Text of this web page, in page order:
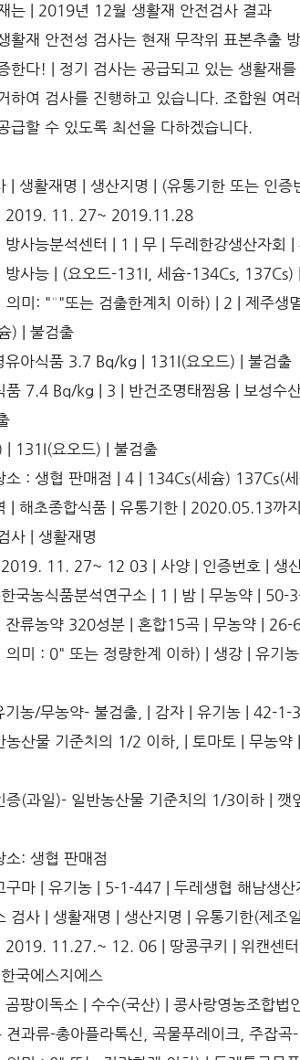
는 | 2019년 12월 생활재 안전검사 결과
활재 안전성 검사는 현재 무작위 표본추출
한다! | 정기 검사는 공급되고 있는 생활재
하여 검사를 진행하고 있습니다. 조합원 여
급할 수 있도록 최선을 다하겠습니다.
| 생활재명 | 생산지명 | (유통기한 또는 인
2019. 11. 27~ 2019.11.28
방사능분석센터 | 1 | 무 | 두레한강생산자
방사능 | (요오드-131I, 세슘-134Cs,
의미: "°"또는 검출한계치 이하) | 2 | 제주
) | 불검출
유아식품 3.7 Bq/kg | 131I(요오드) | 불검출
품 7.4 Bq/kg | 3 | 반건조명태찜용 | 보성수
| 131I(요오드) | 불검출
소 : 생협 판매점 | 4 | 134Cs(세슘) 137Cs(
| 해초종합식품 | 유통기한 | 2020.05.13까
사 | 생활재명
11. 27~ 12 03 | 사양 | 인증번호 | 생
국농식품분석연구소 | 1 | 밤 | 무농약 | 50-
잔류농약 320성분 | 혼합15곡 | 무농약 |
의미 : 0" 또는 정량한계 이하) | 생강 | 유기
기농/무농약- 불검출, | 감자 | 유기농 | 42-
농산물 기준치의 1/2 이하, | 토마토 | 무농
증(과일)- 일반농산물 기준치의 1/3이하 |
소: 생협 판매점
구마 | 유기농 | 5-1-447 | 두레생협 해남생
검사 | 생활재명 | 생산지명 | 유통기한(제조
2019. 11.27.~ 12. 06 | 땅콩쿠키 | 위캔센
국에스지에스
곰팡이독소 | 수수(국산) | 콩사랑영농조합
견과류-총아플라톡신, 곡물푸레이크, 주잡